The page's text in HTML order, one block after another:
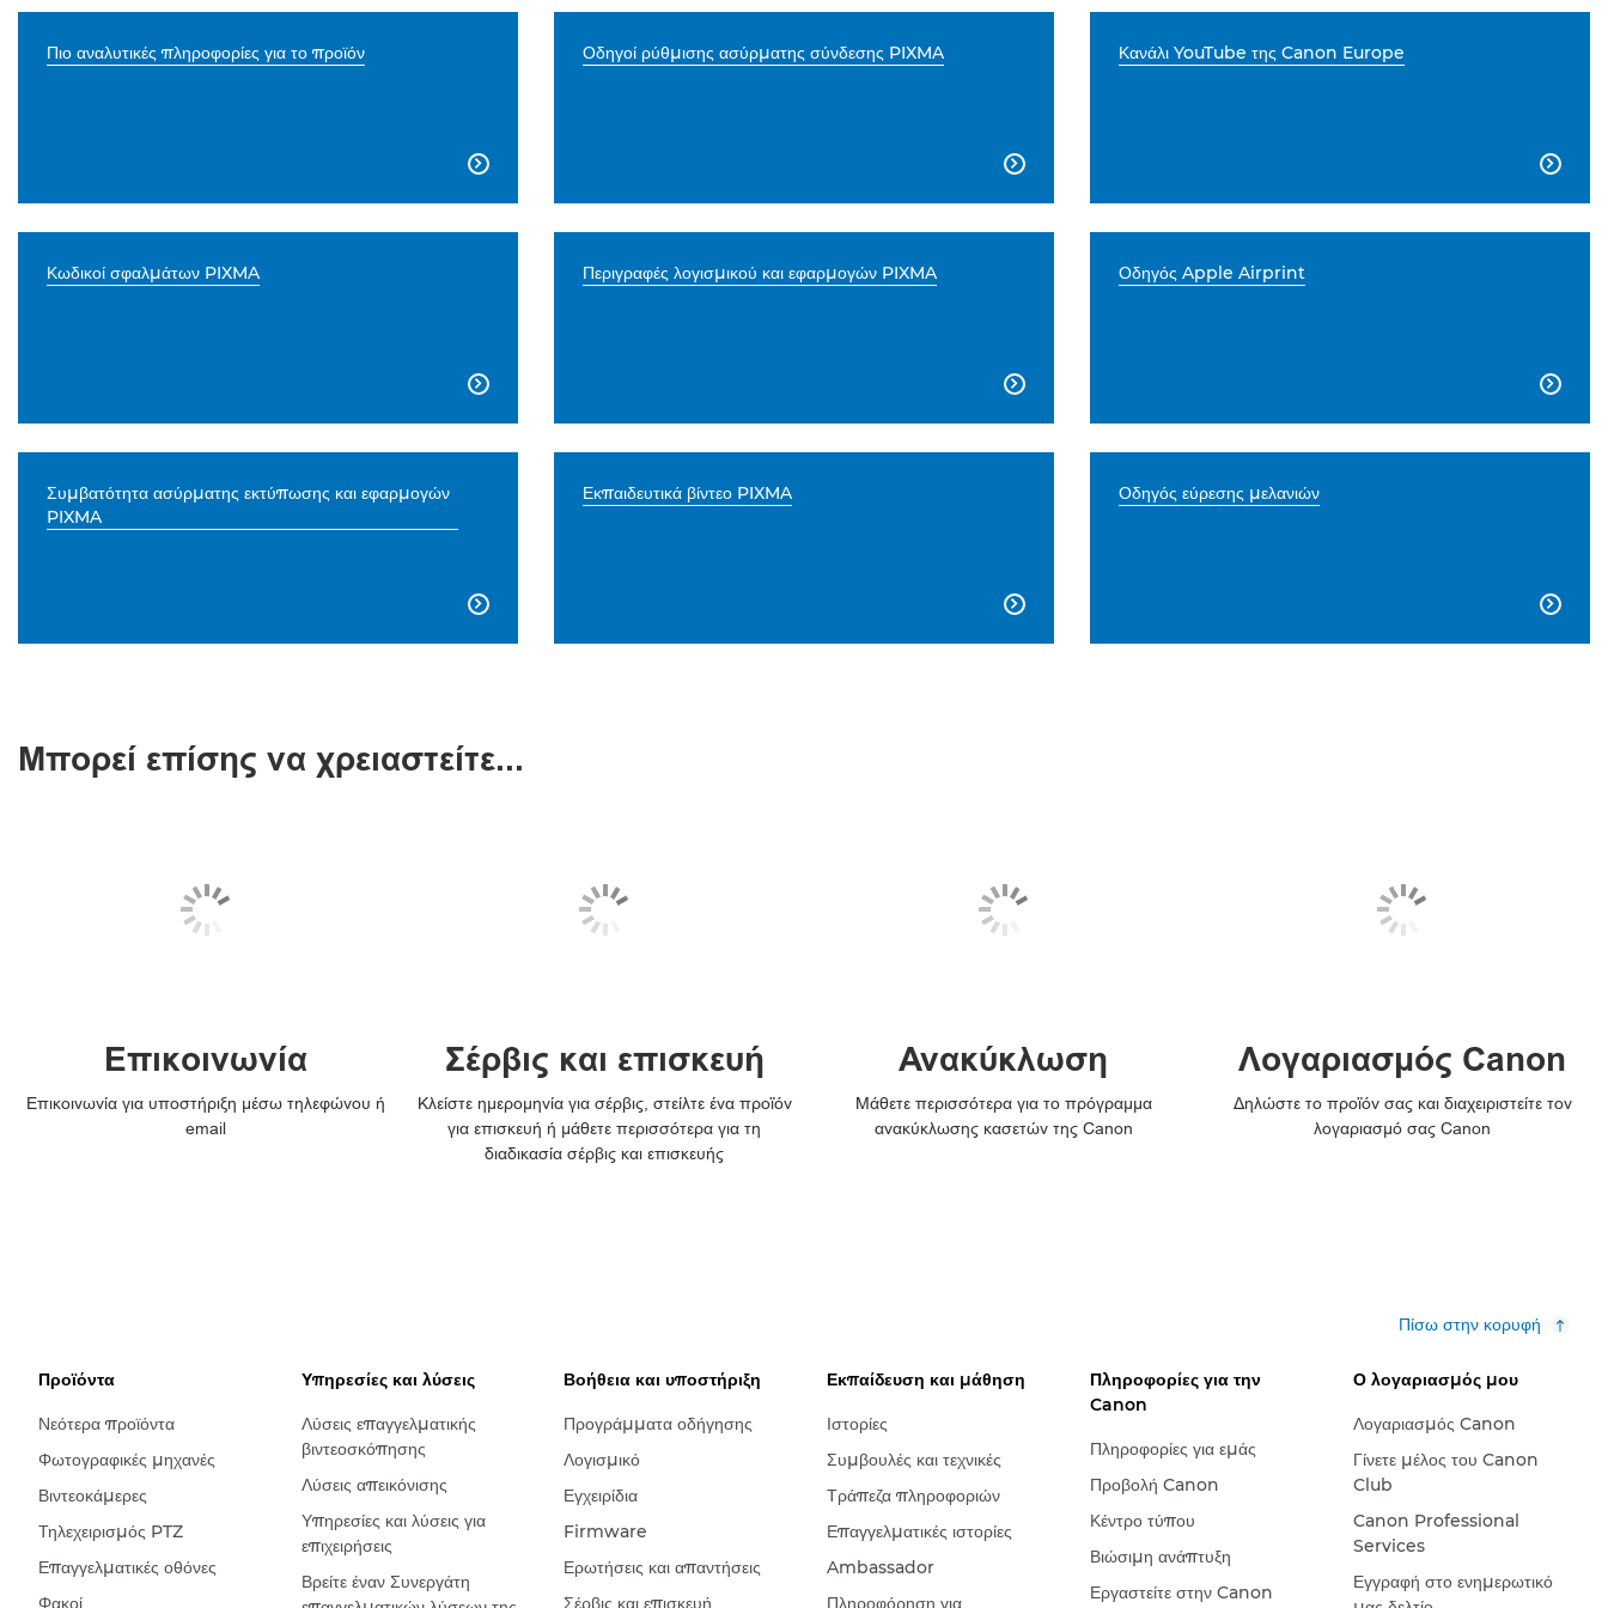
Πιο αναλυτικές πληροφορίες για το προϊόν

Οδηγοί ρύθμισης ασύρματης σύνδεσης PIXMA

Κανάλι YouTube της Canon Europe

Κωδικοί σφαλμάτων PIXMA

Περιγραφές λογισμικού και εφαρμογών PIXMA

Οδηγός Apple Airprint

Συμβατότητα ασύρματης εκτύπωσης και εφαρμογών
PIXMA

Εκπαιδευτικά βίντεο PIXMA

Οδηγός εύρεσης μελανιών

Μπορεί επίσης να χρειαστείτε...
Επικοινωνία
Επικοινωνία για υποστήριξη μέσω τηλεφώνου ή
email
Σέρβις και επισκευή
Κλείστε ημερομηνία για σέρβις, στείλτε ένα προϊόν
για επισκευή ή μάθετε περισσότερα για τη
διαδικασία σέρβις και επισκευής
Ανακύκλωση
Μάθετε περισσότερα για το πρόγραμμα
ανακύκλωσης κασετών της Canon
Λογαριασμός Canon
Δηλώστε το προϊόν σας και διαχειριστείτε τον
λογαριασμό σας Canon
Πίσω στην κορυφή
Προϊόντα
Νεότερα προϊόντα
Φωτογραφικές μηχανές
Βιντεοκάμερες
Τηλεχειρισμός PTZ
Επαγγελματικές οθόνες
Φακοί
Υπηρεσίες και λύσεις
Λύσεις επαγγελματικής
βιντεοσκόπησης
Λύσεις απεικόνισης
Υπηρεσίες και λύσεις για
επιχειρήσεις
Βρείτε έναν Συνεργάτη
Βοήθεια και υποστήριξη
Προγράμματα οδήγησης
Λογισμικό
Εγχειρίδια
Firmware
Ερωτήσεις και απαντήσεις
Σέρβις και επισκευή
Εκπαίδευση και μάθηση
Ιστορίες
Συμβουλές και τεχνικές
Τράπεζα πληροφοριών
Επαγγελματικές ιστορίες
Ambassador
Πληροφόρηση για
Πληροφορίες για την
Canon
Πληροφορίες για εμάς
Προβολή Canon
Κέντρο τύπου
Βιώσιμη ανάπτυξη
Εργαστείτε στην Canon
Ο λογαριασμός μου
Λογαριασμός Canon
Γίνετε μέλος του Canon
Club
Canon Professional
Services
Εγγραφή στο ενημερωτικό